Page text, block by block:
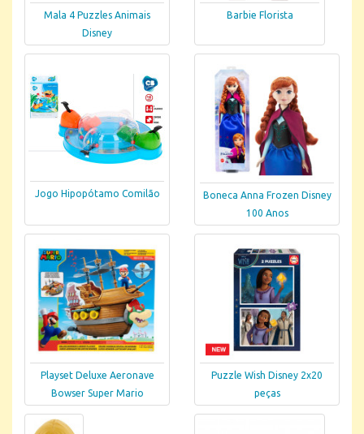
Mala 4 Puzzles Animais
Disney
Barbie Florista
Jogo Hipopótamo Comilão
Boneca Anna Frozen Disney
100 Anos
Playset Deluxe Aeronave
Bowser Super Mario
Puzzle Wish Disney 2x20
peças